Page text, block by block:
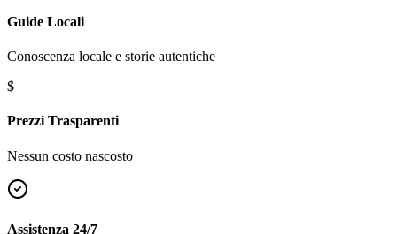
Guide Locali
Conoscenza locale e storie autentiche
$
Prezzi Trasparenti
Nessun costo nascosto
Assistenza 24/7